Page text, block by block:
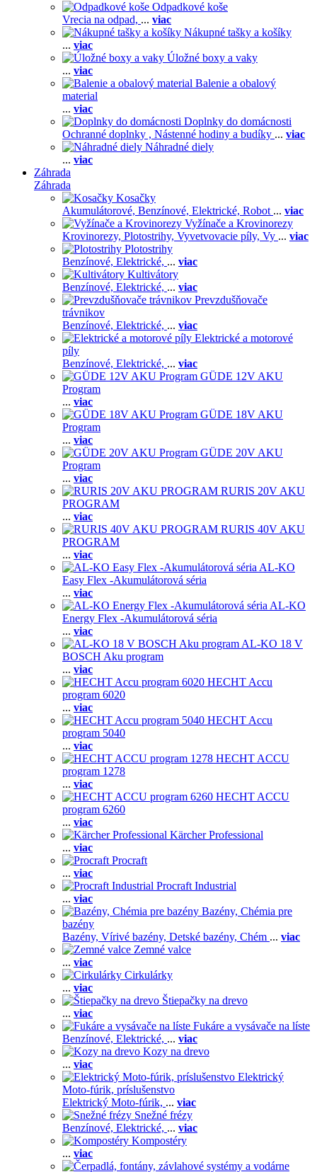
Odpadkové koše
Vrecia na odpad, ... viac
Nákupné tašky a košíky
... viac
Úložné boxy a vaky
... viac
Balenie a obalový
material
... viac
Doplnky do domácnosti
Ochranné doplnky , Nástenné hodiny a budíky ... viac
Náhradné diely
... viac
Záhrada
Záhrada
Kosačky
Akumulátorové, Benzínové, Elektrické, Robot ... viac
Vyžínače a Krovinorezy
Krovinorezy, Plotostrihy, Vyvetvovacie píly, Vy ... viac
Plotostrihy
Benzínové, Elektrické, ... viac
Kultivátory
Benzínové, Elektrické, ... viac
Prevzdušňovače
trávnikov
Benzínové, Elektrické, ... viac
Elektrické a motorové
píly
Benzínové, Elektrické, ... viac
GÜDE 12V AKU
Program
... viac
GÜDE 18V AKU
Program
... viac
GÜDE 20V AKU
Program
... viac
RURIS 20V AKU
PROGRAM
... viac
RURIS 40V AKU
PROGRAM
... viac
AL-KO
Easy Flex -Akumulátorová séria
... viac
AL-KO
Energy Flex -Akumulátorová séria
... viac
AL-KO 18 V
BOSCH Aku program
... viac
HECHT Accu
program 6020
... viac
HECHT Accu
program 5040
... viac
HECHT ACCU
program 1278
... viac
HECHT ACCU
program 6260
... viac
Kärcher Professional
... viac
Procraft
... viac
Procraft Industrial
... viac
Bazény, Chémia pre
bazény
Bazény, Vírivé bazény, Detské bazény, Chém ... viac
Zemné valce
... viac
Cirkulárky
... viac
Štiepačky na drevo
... viac
Fukáre a vysávače na líste
Benzínové, Elektrické, ... viac
Kozy na drevo
... viac
Elektrický
Moto-fúrik, príslušenstvo
Elektrický Moto-fúrik, ... viac
Snežné frézy
Benzínové, Elektrické, ... viac
Kompostéry
... viac